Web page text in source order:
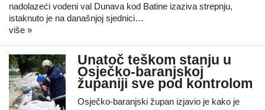
nadolazeći vodeni val Dunava kod Batine izaziva strepnju,
istaknuto je na današnjoj sjednici…
više »
Unatoč teškom stanju u
Osječko-baranjskoj
županiji sve pod kontrolom
Osječko-baranjski župan izjavio je kako je